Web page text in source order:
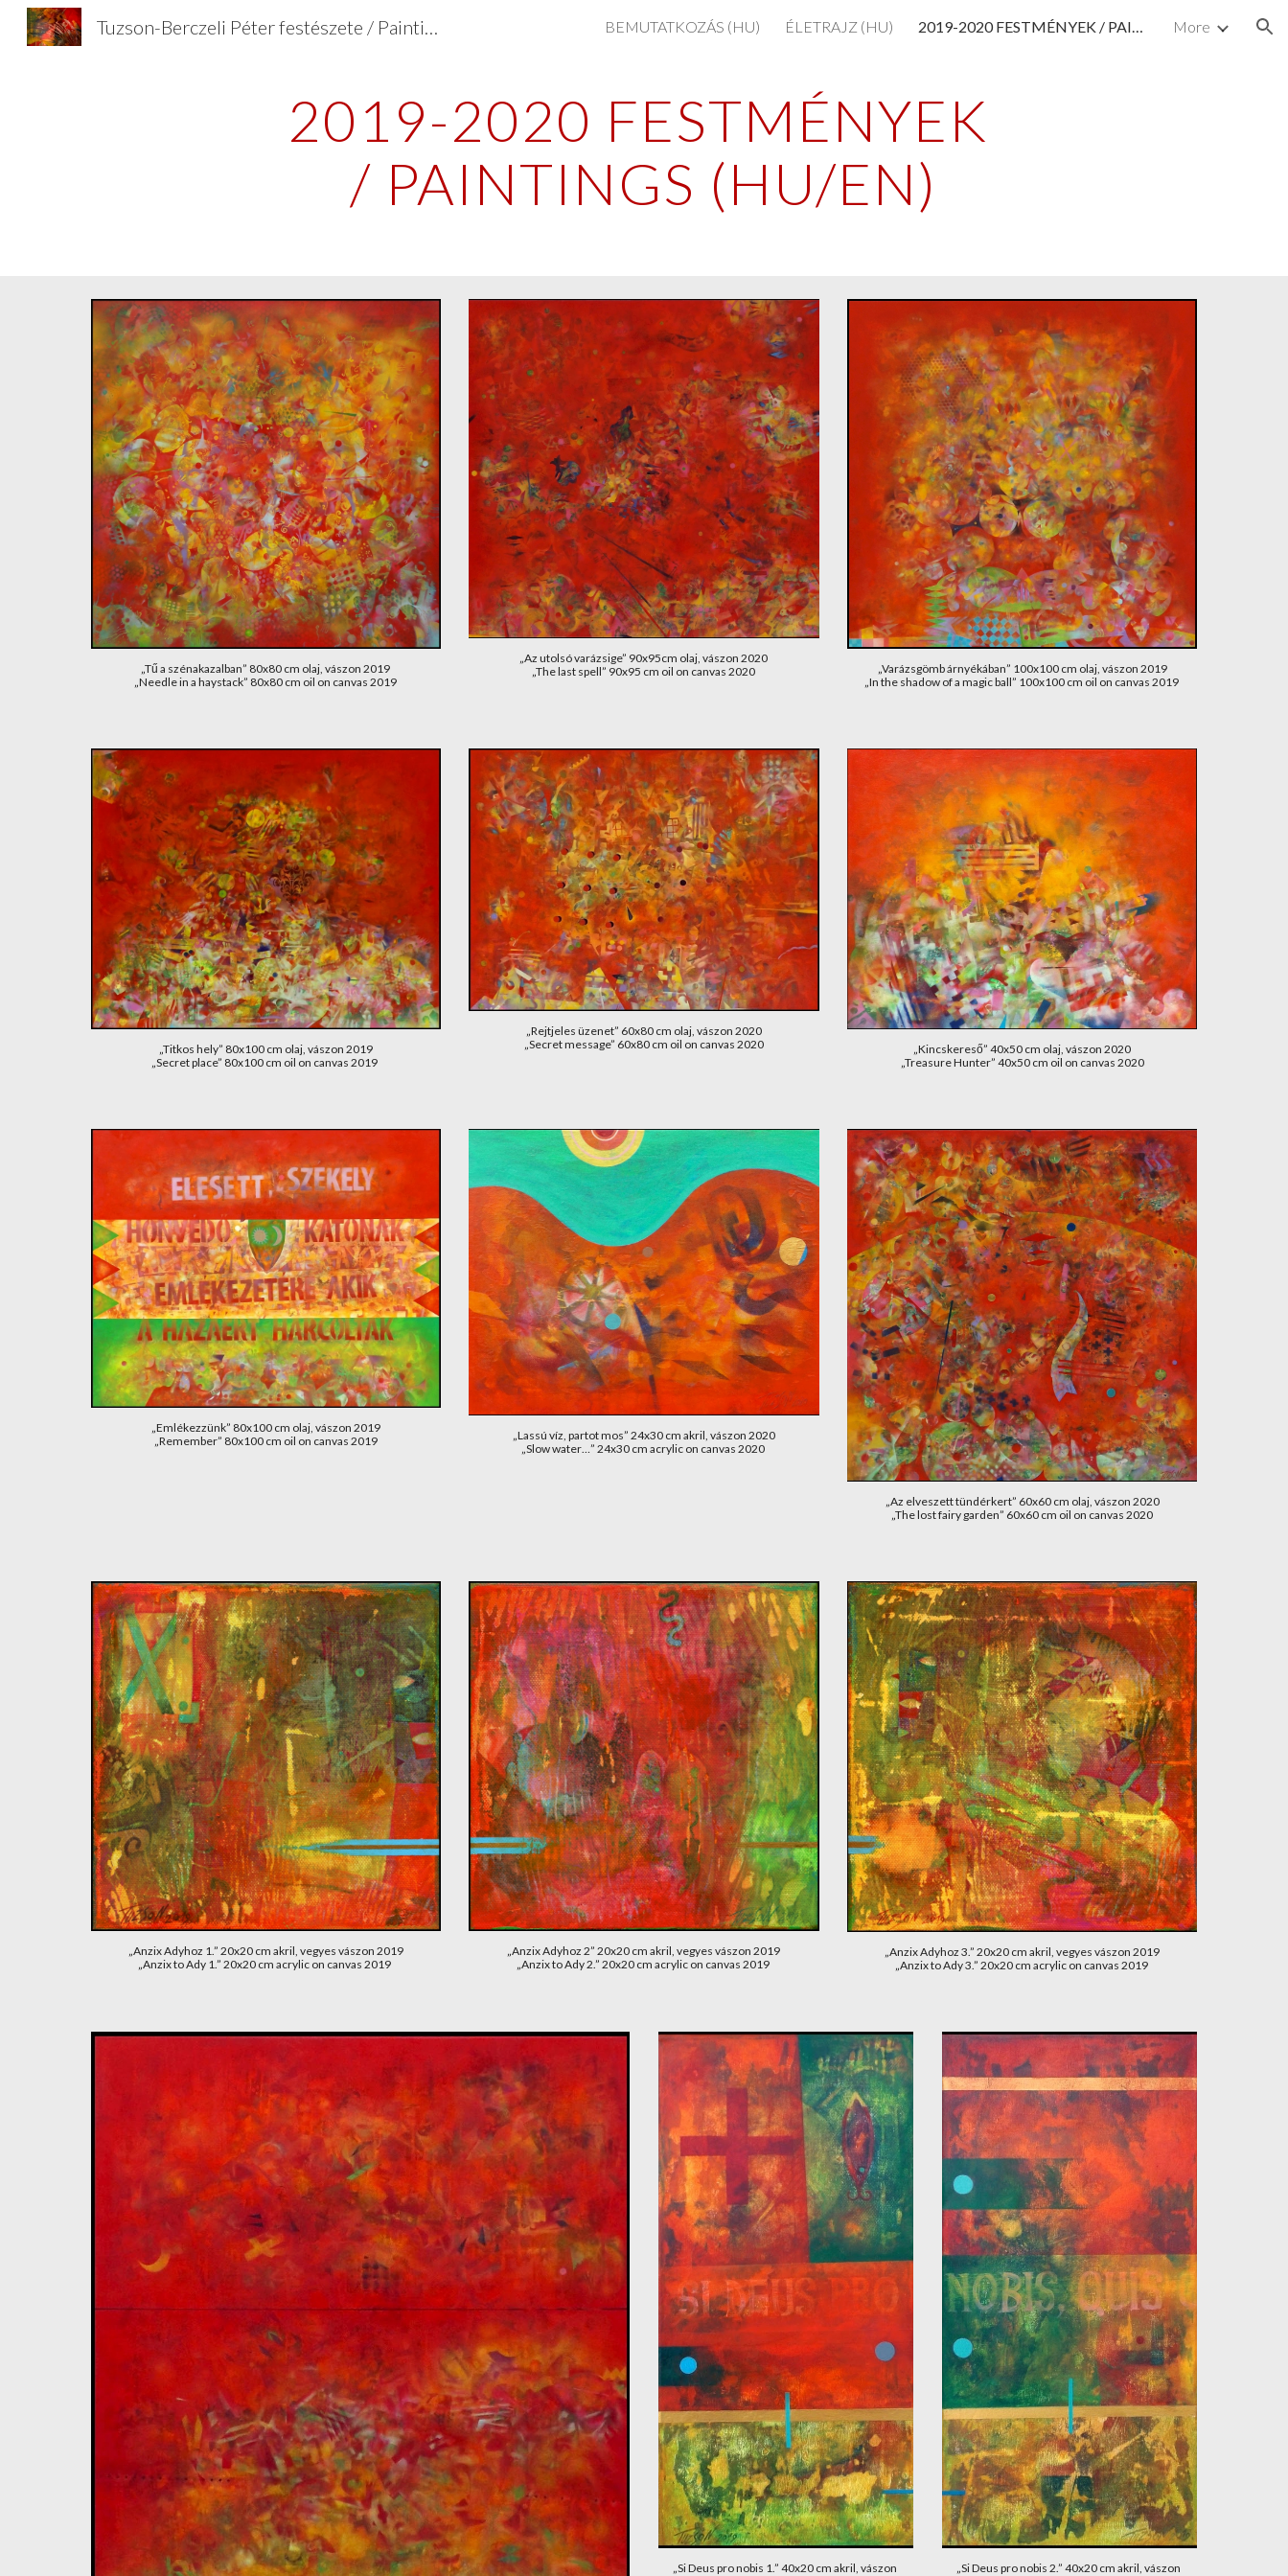
Skip to main content Skip to navigation
Tuzson-Berczeli Péter festészete / Paintings by Peter Tuzson-Berczeli BEMUTATKOZÁS (HU) ÉLETRAJZ (HU) 2019-2020 FESTMÉNYEK / PAINTINGS (HU/EN) More
2019-2020 FESTMÉNYEK
/ PAINTINGS (HU/EN)
„Tű a szénakazalban” 80x80 cm olaj, vászon 2019
„Needle in a haystack” 80x80 cm oil on canvas 2019
„Az utolsó varázsige” 90x95cm olaj, vászon 2020
„The last spell” 90x95 cm oil on canvas 2020
„Varázsgömb árnyékában” 100x100 cm olaj, vászon 2019
„In the shadow of a magic ball” 100x100 cm oil on canvas 2019
„Titkos hely” 80x100 cm olaj, vászon 2019
„Secret place” 80x100 cm oil on canvas 2019
„Rejtjeles üzenet” 60x80 cm olaj, vászon 2020
„Secret message” 60x80 cm oil on canvas 2020
„Kincskereső” 40x50 cm olaj, vászon 2020
„Treasure Hunter” 40x50 cm oil on canvas 2020
„Emlékezzünk” 80x100 cm olaj, vászon 2019
„Remember” 80x100 cm oil on canvas 2019
„Lassú víz, partot mos” 24x30 cm akril, vászon 2020
„Slow water…” 24x30 cm acrylic on canvas 2020
„Az elveszett tündérkert” 60x60 cm olaj, vászon 2020
„The lost fairy garden” 60x60 cm oil on canvas 2020
„Anzix Adyhoz 1.” 20x20 cm akril, vegyes vászon 2019
„Anzix to Ady 1.” 20x20 cm acrylic on canvas 2019
„Anzix Adyhoz 2” 20x20 cm akril, vegyes vászon 2019
„Anzix to Ady 2.” 20x20 cm acrylic on canvas 2019
„Anzix Adyhoz 3.” 20x20 cm akril, vegyes vászon 2019
„Anzix to Ady 3.” 20x20 cm acrylic on canvas 2019
„Si Deus pro nobis 1.” 40x20 cm akril, vászon
„Si Deus pro nobis 2.” 40x20 cm akril, vászon